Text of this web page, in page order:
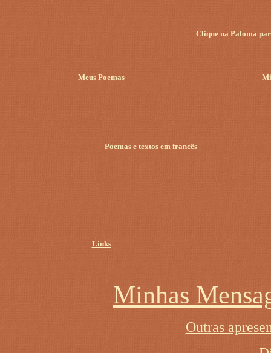
Clique na Paloma
Meus Poemas
Poemas e textos em francês
Links
Minhas
Outras